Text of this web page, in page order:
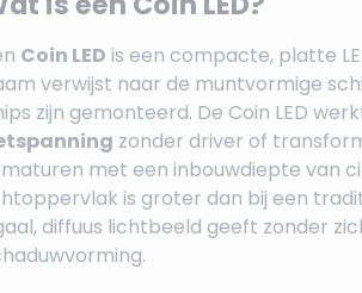
Coin LED is een compacte, platte
verwijst naar de muntvormige
zijn gemonteerd. De Coin LED
zonder driver of
met een inbouwdiepte van
is groter dan bij een
diffuus lichtbeeld geeft zonder